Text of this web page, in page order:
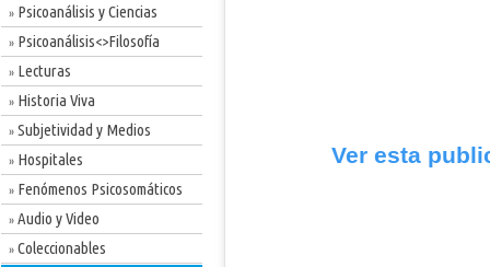
» Psicoanálisis y Ciencias
» Psicoanálisis<>Filosofía
» Lecturas
» Historia Viva
» Subjetividad y Medios
» Hospitales
» Fenómenos Psicosomáticos
» Audio y Video
» Coleccionables
Ver esta